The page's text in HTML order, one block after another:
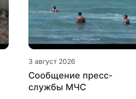
3 август 2026
Сообщение пресс-
службы МЧС